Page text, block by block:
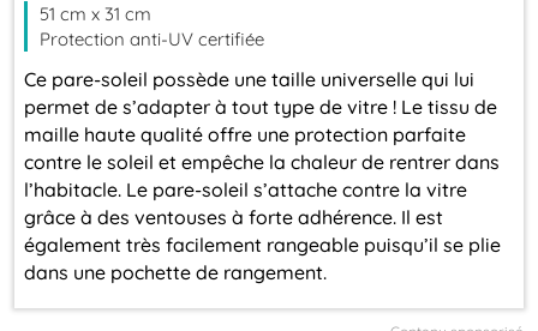
2025 2026
8
10
12
14
51 cm x 31 cm
Protection anti-UV certifiée
Ce pare-soleil possède une taille universelle qui lui
permet de s’adapter à tout type de vitre ! Le tissu de
maille haute qualité offre une protection parfaite
contre le soleil et empêche la chaleur de rentrer dans
l’habitacle. Le pare-soleil s’attache contre la vitre
grâce à des ventouses à forte adhérence. Il est
également très facilement rangeable puisqu’il se plie
dans une pochette de rangement.